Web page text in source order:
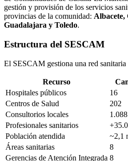
gestión y provisión de los servicios
provincias de la comunidad: Albacete,
Guadalajara y Toledo.
Estructura del SESCAM
El SESCAM gestiona una red sanitaria
Recurso
Hospitales públicos
16
Centros de Salud
202
Consultorios locales
1.088
Profesionales sanitarios
Población atendida
~2,1
Áreas sanitarias
8
Gerencias de Atención Integrada 8